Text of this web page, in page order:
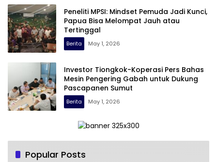
Peneliti MPSI: Mindset Pemuda Jadi Kunci,
Papua Bisa Melompat Jauh atau
Tertinggal
Berita May 1, 2026
Investor Tiongkok-Koperasi Pers Bahas
Mesin Pengering Gabah untuk Dukung
Pascapanen Sumut
Berita May 1, 2026
Popular Posts